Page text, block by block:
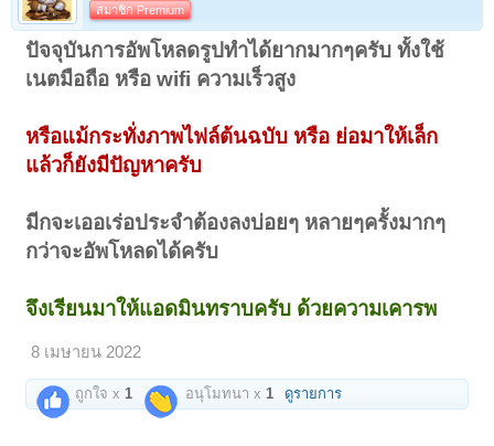
สมาชิก Premium
ปัจจุบันการอัพโหลดรูปทำได้ยากมากๆครับ ทั้งใช้
เนตมือถือ หรือ wifi ความเร็วสูง
หรือแม้กระทั่งภาพไฟล์ต้นฉบับ หรือ ย่อมาให้เล็ก
แล้วก็ยังมีปัญหาครับ
มีกจะเออเร่อประจำต้องลงบ่อยๆ หลายๆครั้งมากๆ
กว่าจะอัพโหลดได้ครับ
จึงเรียนมาให้แอดมินทราบครับ ด้วยความเคารพ
8 เมษายน 2022
ถูกใจ x1 อนุโมทนา x1 ดูรายการ